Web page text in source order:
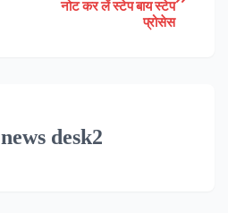
नोट कर लें स्टेप बाय स्टेप
प्रोसेस
news desk2